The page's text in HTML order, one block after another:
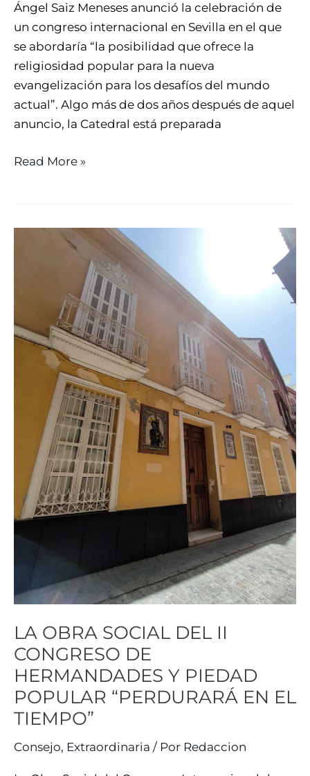
Ángel Saiz Meneses anunció la celebración de
un congreso internacional en Sevilla en el que
se abordaría “la posibilidad que ofrece la
religiosidad popular para la nueva
evangelización para los desafíos del mundo
actual”. Algo más de dos años después de aquel
anuncio, la Catedral está preparada
Read More »
LA OBRA SOCIAL DEL II
CONGRESO DE
HERMANDADES Y PIEDAD
POPULAR “PERDURARÁ EN EL
TIEMPO”
Consejo, Extraordinaria / Por Redaccion
CONGRESO
HERMANDADES
PIEDAD
POPULAR
“PERDURARÁ
EL
TIEMPO”